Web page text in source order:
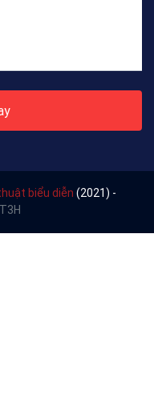
biểu diễn (2021) -